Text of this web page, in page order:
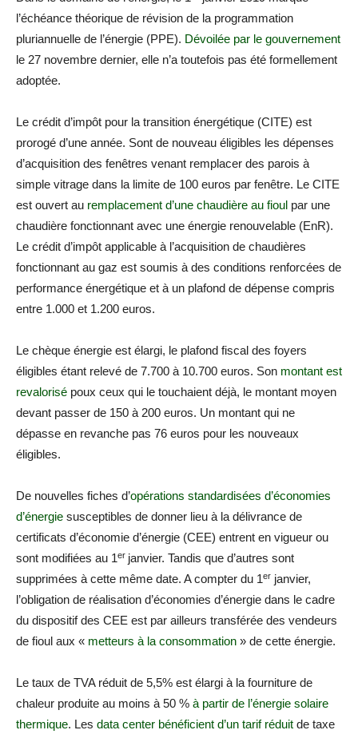
l’échéance théorique de révision de la programmation
pluriannuelle de l’énergie (PPE). Dévoilée par le gouvernement
le 27 novembre dernier, elle n’a toutefois pas été formellement
adoptée.
Le crédit d’impôt pour la transition énergétique (CITE) est
prorogé d’une année. Sont de nouveau éligibles les dépenses
d’acquisition des fenêtres venant remplacer des parois à
simple vitrage dans la limite de 100 euros par fenêtre. Le CITE
est ouvert au remplacement d’une chaudière au fioul par une
chaudière fonctionnant avec une énergie renouvelable (EnR).
Le crédit d’impôt applicable à l’acquisition de chaudières
fonctionnant au gaz est soumis à des conditions renforcées de
performance énergétique et à un plafond de dépense compris
entre 1.000 et 1.200 euros.
Le chèque énergie est élargi, le plafond fiscal des foyers
éligibles étant relevé de 7.700 à 10.700 euros. Son montant est
revalorisé poux ceux qui le touchaient déjà, le montant moyen
devant passer de 150 à 200 euros. Un montant qui ne
dépasse en revanche pas 76 euros pour les nouveaux
éligibles.
De nouvelles fiches d’opérations standardisées d’économies
d’énergie susceptibles de donner lieu à la délivrance de
certificats d’économie d’énergie (CEE) entrent en vigueur ou
sont modifiées au 1er janvier. Tandis que d’autres sont
supprimées à cette même date. A compter du 1er janvier,
l’obligation de réalisation d’économies d’énergie dans le cadre
du dispositif des CEE est par ailleurs transférée des vendeurs
de fioul aux « metteurs à la consommation » de cette énergie.
Le taux de TVA réduit de 5,5% est élargi à la fourniture de
chaleur produite au moins à 50 % à partir de l’énergie solaire
thermique. Les data center bénéficient d’un tarif réduit de taxe